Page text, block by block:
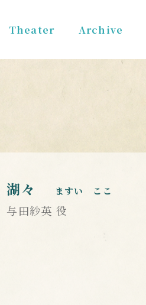
Theater Archive
々 ますい ここ
与田紗英 役